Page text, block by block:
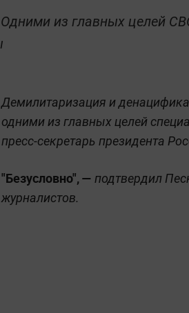
из главных целей
Демилитаризация и
одними из главных целей
пресс-секретарь президента
"Безусловно", — подтвердил
журналистов.